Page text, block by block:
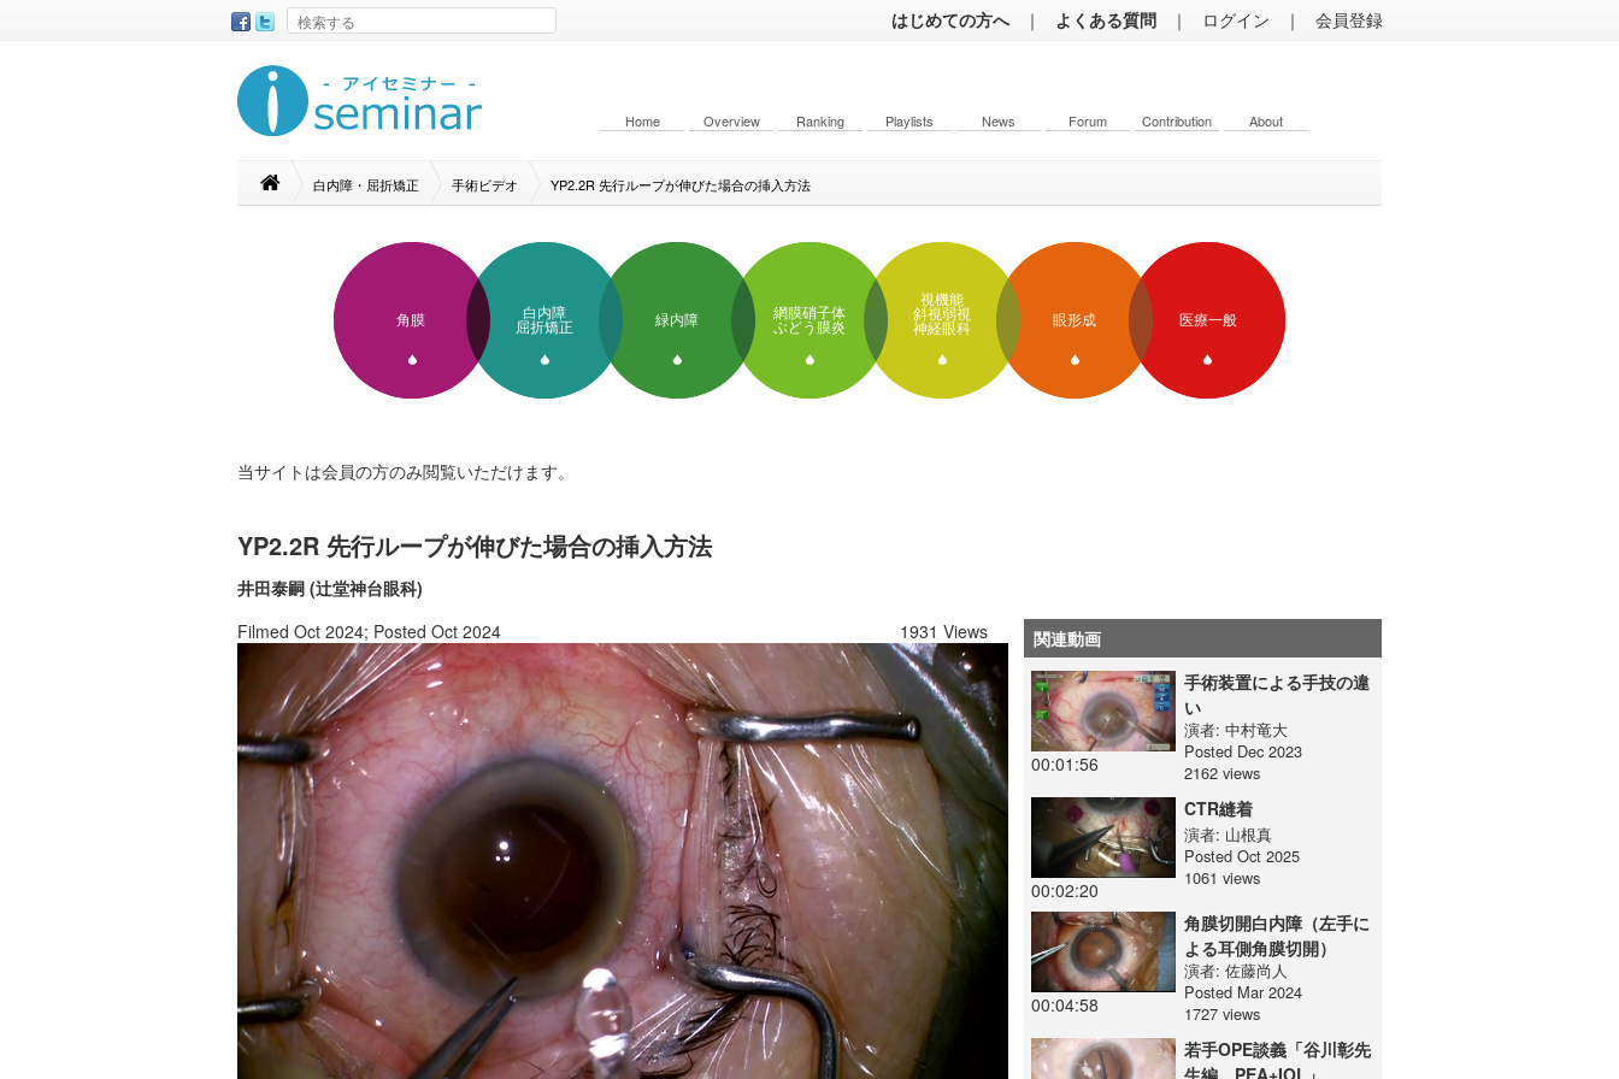
はじめての方へ ｜ よくある質問 ｜ ログイン ｜ 会員登録
Home Overview Ranking Playlists News Forum Contribution About
白内障・屈折矯正 手術ビデオ YP2.2R 先行ループが伸びた場合の挿入方法
角膜
白内障
屈折矯正
緑内障
網膜硝子体
ぶどう膜炎
視機能
斜視弱視
神経眼科
眼形成 医療一般
当サイトは会員の方のみ閲覧いただけます。
YP2.2R 先行ループが伸びた場合の挿入方法
井田泰嗣 (辻堂神台眼科)
Filmed Oct 2024; Posted Oct 2024
1931 Views 関連動画
00:01:56
手術装置による手技の違
い
演者:中村竜大
Posted Dec 2023
2162 views
00:02:20
CTR縫着
演者: 山根真
Posted Oct 2025
1061 views
00:04:58
角膜切開白内障（左手に
よる耳側角膜切開）
演者:佐藤尚人
Posted Mar 2024
1727 views
若手OPE談義「谷川彰先
生編 PEA+IOL」